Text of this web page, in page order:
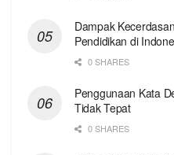
Dampak
Pendidikan di
0 SHARES
Penggunaan Kata
Tidak Tepat
0 SHARES